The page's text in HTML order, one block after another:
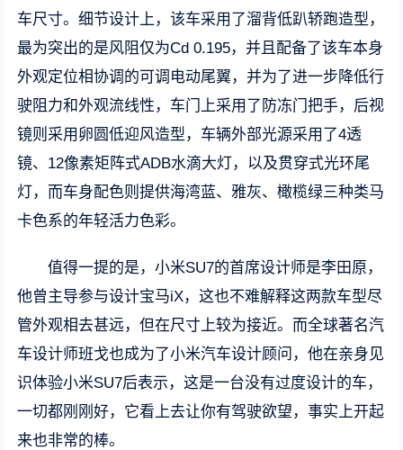
车尺寸。细节设计上，该车采用了溜背低趴轿跑造型，
最为突出的是风阻仅为Cd 0.195，并且配备了该车本身
外观定位相协调的可调电动尾翼，并为了进一步降低行
驶阻力和外观流线性，车门上采用了防冻门把手，后视
镜则采用卵圆低迎风造型，车辆外部光源采用了4透
镜、12像素矩阵式ADB水滴大灯，以及贯穿式光环尾
灯，而车身配色则提供海湾蓝、雅灰、橄榄绿三种类马
卡色系的年轻活力色彩。
值得一提的是，小米SU7的首席设计师是李田原，
他曾主导参与设计宝马iX，这也不难解释这两款车型尽
管外观相去甚远，但在尺寸上较为接近。而全球著名汽
车设计师班戈也成为了小米汽车设计顾问，他在亲身见
识体验小米SU7后表示，这是一台没有过度设计的车，
一切都刚刚好，它看上去让你有驾驶欲望，事实上开起
来也非常的棒。